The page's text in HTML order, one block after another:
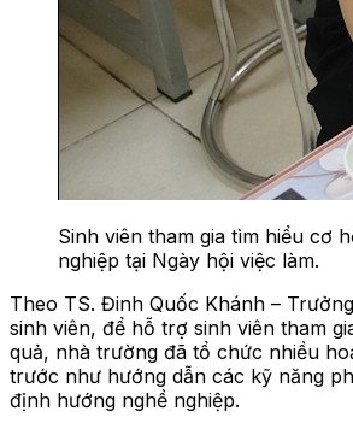
Sinh viên tham gia tìm hiểu cơ
nghiệp tại Ngày hội việc làm.
Theo TS. Đinh Quốc Khánh –
sinh viên, để hỗ trợ sinh viên tham
quả, nhà trường đã tổ chức nhiều
trước như hướng dẫn các kỹ năng
định hướng nghề nghiệp.